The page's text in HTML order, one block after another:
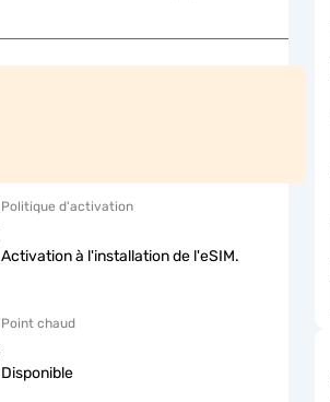
Politique d'activation
Activation à l'installation de l'eSIM.
Point chaud
Disponible